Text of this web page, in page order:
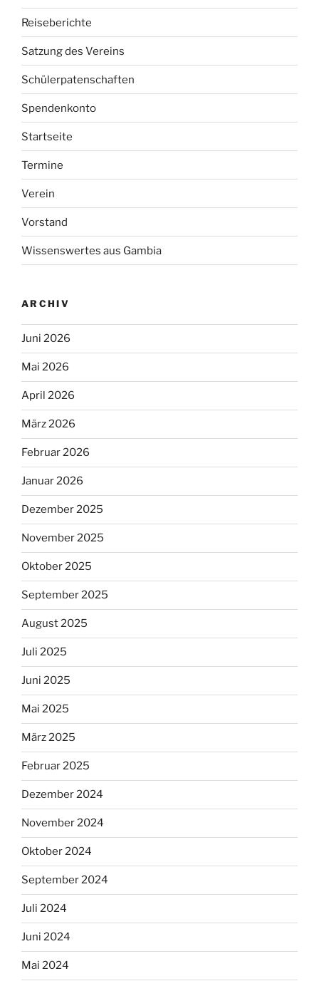
Reiseberichte
Satzung des Vereins
Schülerpatenschaften
Spendenkonto
Startseite
Termine
Verein
Vorstand
Wissenswertes aus Gambia
ARCHIV
Juni 2026
Mai 2026
April 2026
März 2026
Februar 2026
Januar 2026
Dezember 2025
November 2025
Oktober 2025
September 2025
August 2025
Juli 2025
Juni 2025
Mai 2025
März 2025
Februar 2025
Dezember 2024
November 2024
Oktober 2024
September 2024
Juli 2024
Juni 2024
Mai 2024